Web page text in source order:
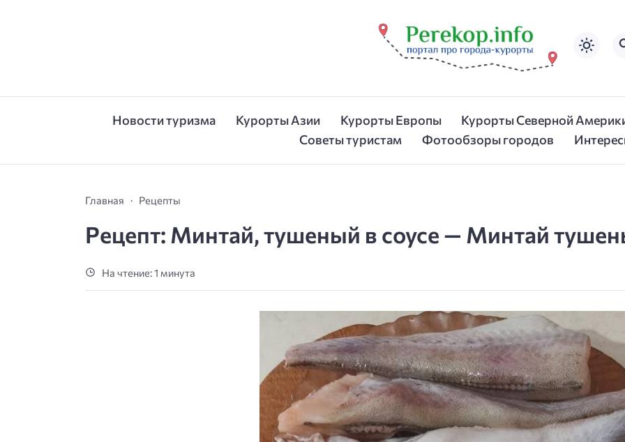
Новости туризма Курорты Азии Курорты Европы Курорты Северной
Советы туристам
Фотообзоры городов
Главная Рецепты
Рецепт: Минтай, тушеный в соусе — Минтай
На чтение: 1 минута